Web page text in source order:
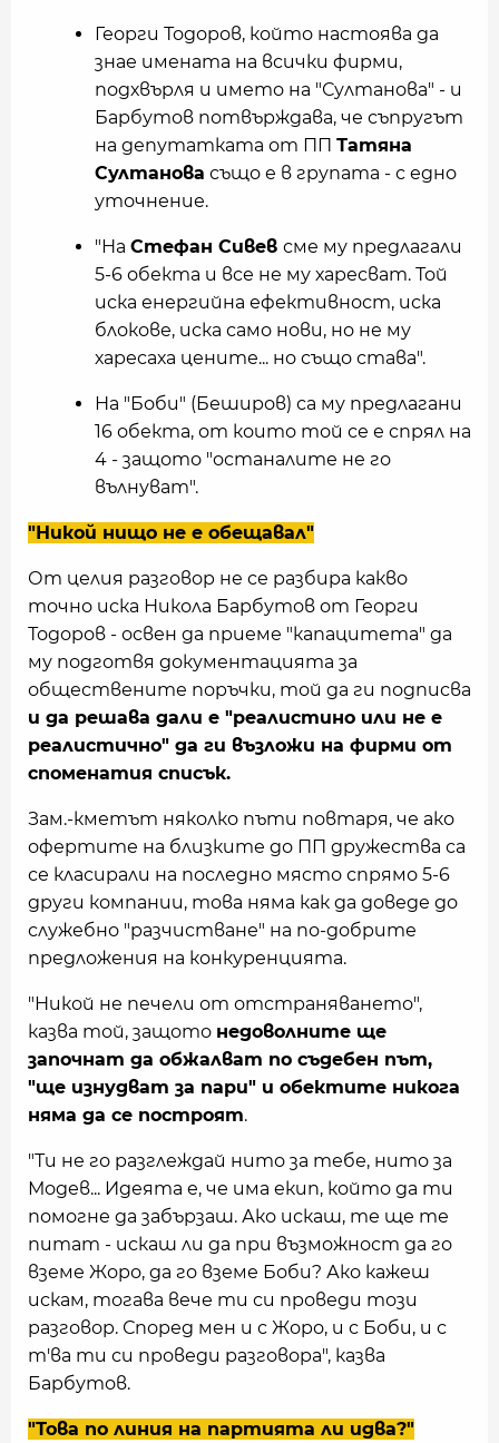
Георги Тодоров, който настоява да
знае имената на всички фирми,
подхвърля и името на "Султанова" - и
Барбутов потвърждава, че съпругът
на депутатката от ПП Татяна
Султанова също е в групата - с едно
уточнение.
"На Стефан Сивев сме му предлагали
5-6 обекта и все не му харесват. Той
иска енергийна ефективност, иска
блокове, иска само нови, но не му
харесаха цените... но също става".
На "Боби" (Беширов) са му предлагани
16 обекта, от които той се е спрял на
4 - защото "останалите не го
вълнуват".
"Никой нищо не е обещавал"
От целия разговор не се разбира какво
точно иска Никола Барбутов от Георги
Тодоров - освен да приеме "капацитета" да
му подготвя документацията за
обществените поръчки, той да ги подписва
и да решава дали е "реалистино или не е
реалистично" да ги възложи на фирми от
споменатия списък.
Зам.-кметът няколко пъти повтаря, че ако
офертите на близките до ПП дружества са
се класирали на последно място спрямо 5-6
други компании, това няма как да доведе до
служебно "разчистване" на по-добрите
предложения на конкуренцията.
"Никой не печели от отстраняването",
казва той, защото недоволните ще
започнат да обжалват по съдебен път,
"ще изнудват за пари" и обектите никога
няма да се построят.
"Ти не го разглеждай нито за тебе, нито за
Модев... Идеята е, че има екип, който да ти
помогне да забързаш. Ако искаш, те ще те
питат - искаш ли да при възможност да го
вземе Жоро, да го вземе Боби? Ако кажеш
искам, тогава вече ти си проведи този
разговор. Според мен и с Жоро, и с Боби, и с
т'ва ти си проведи разговора", казва
Барбутов.
"Това по линия на партията ли идва?"